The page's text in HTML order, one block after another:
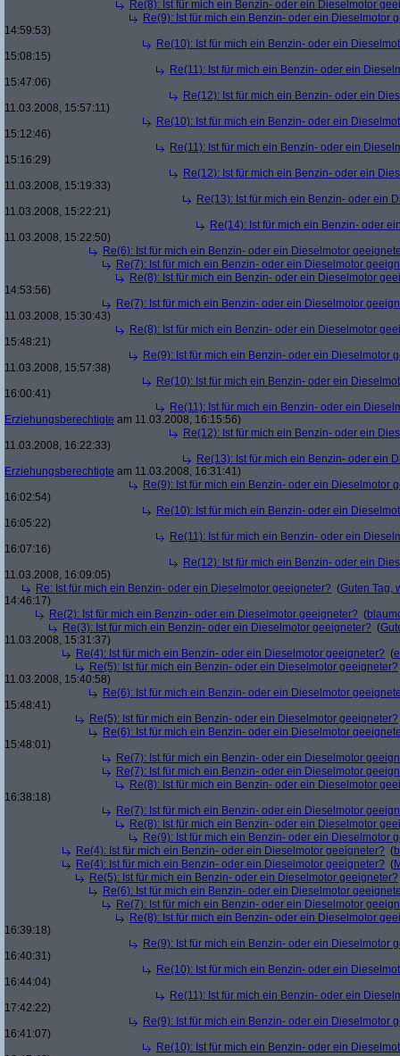
Re(8): Ist für mich ein Benzin- oder ein Dieselmotor
Re(9): Ist für mich ein Benzin- oder ein Dieselmotor
14:59:53)
Re(10): Ist für mich ein Benzin- oder ein
15:08:15)
Re(11): Ist für mich ein Benzin- oder ein
15:47:06)
Re(12): Ist für mich ein Benzin- oder ein
11.03.2008, 15:57:11)
Re(10): Ist für mich ein Benzin- oder ein
15:12:46)
Re(11): Ist für mich ein Benzin- oder ein
15:16:29)
Re(12): Ist für mich ein Benzin- oder ein
11.03.2008, 15:19:33)
Re(13): Ist für mich ein Benzin- oder ein
11.03.2008, 15:22:21)
Re(14): Ist für mich ein Benzin- oder
11.03.2008, 15:22:50)
Re(6): Ist für mich ein Benzin- oder ein Dieselmotor
Re(7): Ist für mich ein Benzin- oder ein Dieselmotor
Re(8): Ist für mich ein Benzin- oder ein Dieselmotor
14:53:56)
Re(7): Ist für mich ein Benzin- oder ein Dieselmotor
11.03.2008, 15:30:43)
Re(8): Ist für mich ein Benzin- oder ein Dieselmotor
15:48:21)
Re(9): Ist für mich ein Benzin- oder ein Dieselmotor
11.03.2008, 15:57:38)
Re(10): Ist für mich ein Benzin- oder ein
16:00:41)
Re(11): Ist für mich ein Benzin- oder ein
Erziehungsberechtigte am 11.03.2008, 16:15:56)
Re(12): Ist für mich ein Benzin- oder ein
11.03.2008, 16:22:33)
Re(13): Ist für mich ein Benzin- oder ein
Erziehungsberechtigte am 11.03.2008, 16:31:41)
Re(9): Ist für mich ein Benzin- oder ein Dieselmotor
16:02:54)
Re(10): Ist für mich ein Benzin- oder ein
16:05:22)
Re(11): Ist für mich ein Benzin- oder ein
16:07:16)
Re(12): Ist für mich ein Benzin- oder ein
11.03.2008, 16:09:05)
Re: Ist für mich ein Benzin- oder ein Dieselmotor geeigneter? (Guten Tag,
14:46:17)
Re(2): Ist für mich ein Benzin- oder ein Dieselmotor geeigneter? (
Re(3): Ist für mich ein Benzin- oder ein Dieselmotor geeigneter? (
11.03.2008, 15:31:37)
Re(4): Ist für mich ein Benzin- oder ein Dieselmotor geeigneter? (
Re(5): Ist für mich ein Benzin- oder ein Dieselmotor geeigneter?
11.03.2008, 15:40:58)
Re(6): Ist für mich ein Benzin- oder ein Dieselmotor
15:48:41)
Re(5): Ist für mich ein Benzin- oder ein Dieselmotor geeigneter?
Re(6): Ist für mich ein Benzin- oder ein Dieselmotor
15:48:01)
Re(7): Ist für mich ein Benzin- oder ein Dieselmotor
Re(7): Ist für mich ein Benzin- oder ein Dieselmotor
Re(8): Ist für mich ein Benzin- oder ein Dieselmotor
16:38:18)
Re(7): Ist für mich ein Benzin- oder ein Dieselmotor
Re(8): Ist für mich ein Benzin- oder ein Dieselmotor
Re(9): Ist für mich ein Benzin- oder ein Dieselmotor
Re(4): Ist für mich ein Benzin- oder ein Dieselmotor geeigneter? (
Re(4): Ist für mich ein Benzin- oder ein Dieselmotor geeigneter? (
Re(5): Ist für mich ein Benzin- oder ein Dieselmotor geeigneter?
Re(6): Ist für mich ein Benzin- oder ein Dieselmotor
Re(7): Ist für mich ein Benzin- oder ein Dieselmotor
Re(8): Ist für mich ein Benzin- oder ein Dieselmotor
16:39:18)
Re(9): Ist für mich ein Benzin- oder ein Dieselmotor
16:40:31)
Re(10): Ist für mich ein Benzin- oder ein
16:44:04)
Re(11): Ist für mich ein Benzin- oder ein
17:42:22)
Re(9): Ist für mich ein Benzin- oder ein Dieselmotor
16:41:07)
Re(10): Ist für mich ein Benzin- oder ein